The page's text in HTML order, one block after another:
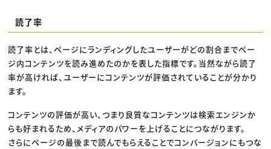
読了率
読了率とは、ページにランディングしたユーザーがどの割合までペー
ジ内コンテンツを読み進めたのかを表した指標です。当然ながら読了
率が高ければ、ユーザーにコンテンツが評価されていることが分かり
ます。
コンテンツの評価が高い、つまり良質なコンテンツは検索エンジンか
らも好まれるため、メディアのパワーを上げることにつながります。
さらにページの最後まで読んでもらえることでコンバージョンにもつな